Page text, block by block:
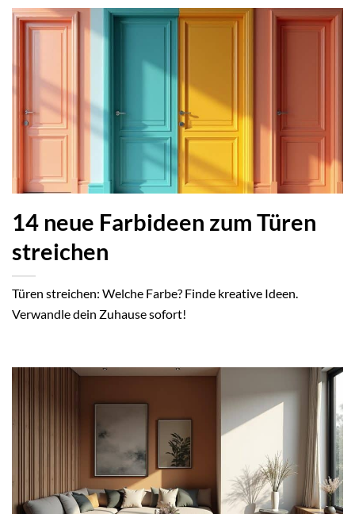
14 neue Farbideen zum Türen
streichen
Türen streichen: Welche Farbe? Finde kreative Ideen.
Verwandle dein Zuhause sofort!